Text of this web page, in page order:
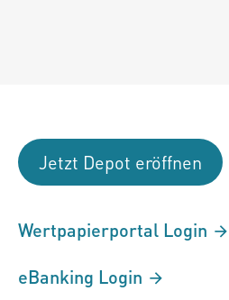
Jetzt Depot eröffnen
Wertpapierportal Login
eBanking Login